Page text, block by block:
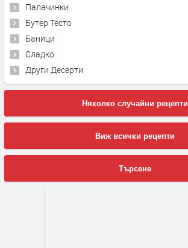
Палачинки
Бутер Тесто
Баници
Сладко
Други Десерти
Няколко случайни рецепти
Виж всички рецепти
Търсене